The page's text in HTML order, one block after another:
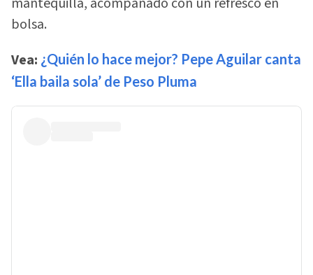
bolsa.
Vea: ¿Quién lo hace mejor? Pepe Aguilar canta
‘Ella baila sola’ de Peso Pluma